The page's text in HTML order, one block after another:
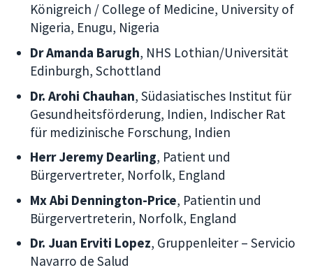
Königreich / College of Medicine, University of
Nigeria, Enugu, Nigeria
Dr Amanda Barugh, NHS Lothian/Universität
Edinburgh, Schottland
Dr. Arohi Chauhan, Südasiatisches Institut für
Gesundheitsförderung, Indien, Indischer Rat
für medizinische Forschung, Indien
Herr Jeremy Dearling, Patient und
Bürgervertreter, Norfolk, England
Mx Abi Dennington-Price, Patientin und
Bürgervertreterin, Norfolk, England
Dr. Juan Erviti Lopez, Gruppenleiter – Servicio
Navarro de Salud